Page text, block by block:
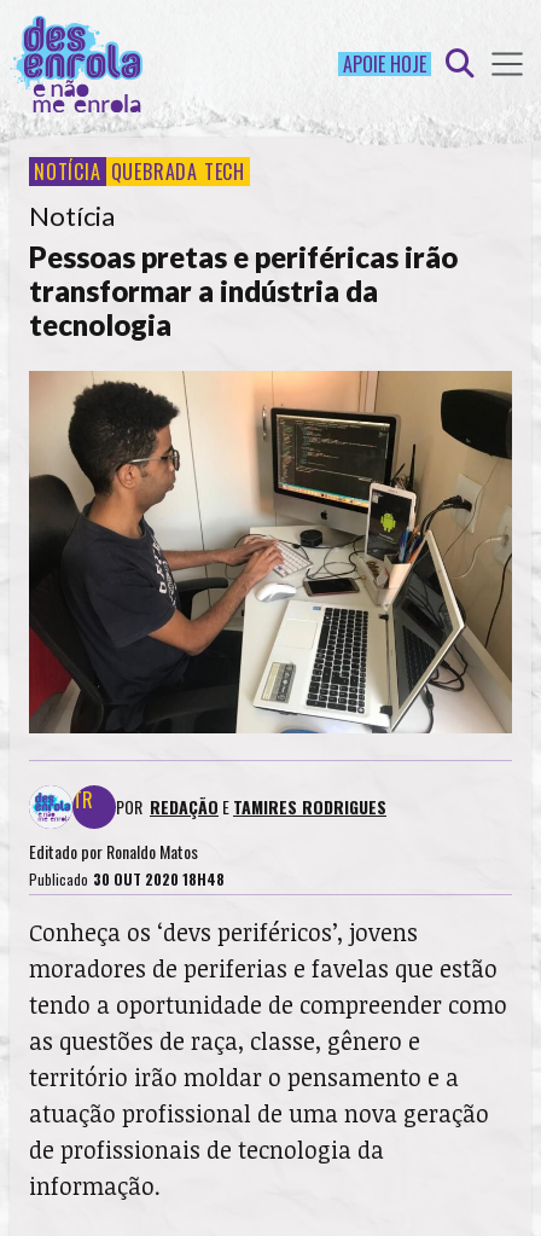
APOIE HOJE
NOTÍCIA QUEBRADA TECH
Notícia
Pessoas pretas e periféricas irão
transformar a indústria da
tecnologia
POR REDAÇÃO ETAMIRES RODRIGUES
Editado porRonaldo Matos
Publicado 30 OUT 2020 18H48
Conheça os ‘devs periféricos’, jovens
moradores de periferias e favelas que estão
tendo a oportunidade de compreender como
as questões de raça, classe, gênero e
território irão moldar o pensamento e a
atuação profissional de uma nova geração
de profissionais de tecnologia da
informação.